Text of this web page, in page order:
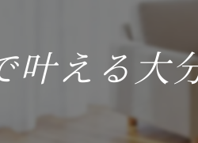
叶える大